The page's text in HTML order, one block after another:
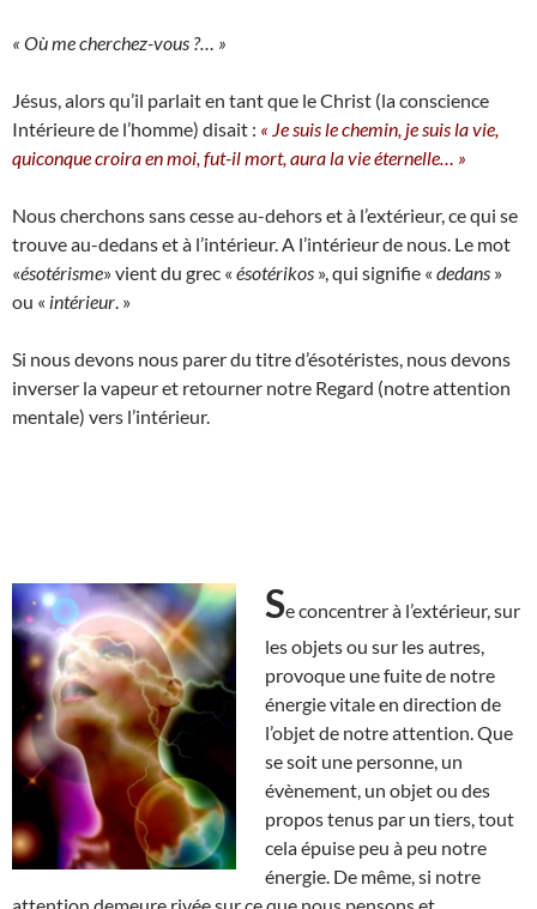
« Où me cherchez-vous ?… »
Jésus, alors qu’il parlait en tant que le Christ (la conscience
Intérieure de l’homme) disait : « Je suis le chemin, je suis la vie,
quiconque croira en moi, fut-il mort, aura la vie éternelle… »
Nous cherchons sans cesse au-dehors et à l’extérieur, ce qui se
trouve au-dedans et à l’intérieur. A l’intérieur de nous. Le mot
«ésotérisme» vient du grec « ésotérikos », qui signifie « dedans »
ou « intérieur . »
Si nous devons nous parer du titre d’ésotéristes, nous devons
inverser la vapeur et retourner notre Regard (notre attention
mentale) vers l’intérieur.
Se concentrer à l’extérieur, sur
les objets ou sur les autres,
provoque une fuite de notre
énergie vitale en direction de
l’objet de notre attention. Que
se soit une personne, un
évènement, un objet ou des
propos tenus par un tiers, tout
cela épuise peu à peu notre
énergie. De même, si notre
attention demeure rivée sur ce que nous pensons et